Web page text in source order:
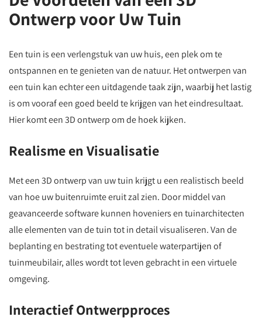
Ontwerp voor Uw Tuin
Een tuin is een verlengstuk van uw huis, een plek om te
ontspannen en te genieten van de natuur. Het ontwerpen van
een tuin kan echter een uitdagende taak zijn, waarbij het lastig
is om vooraf een goed beeld te krijgen van het eindresultaat.
Hier komt een 3D ontwerp om de hoek kijken.
Realisme en Visualisatie
Met een 3D ontwerp van uw tuin krijgt u een realistisch beeld
van hoe uw buitenruimte eruit zal zien. Door middel van
geavanceerde software kunnen hoveniers en tuinarchitecten
alle elementen van de tuin tot in detail visualiseren. Van de
beplanting en bestrating tot eventuele waterpartijen of
tuinmeubilair, alles wordt tot leven gebracht in een virtuele
omgeving.
Interactief Ontwerpproces